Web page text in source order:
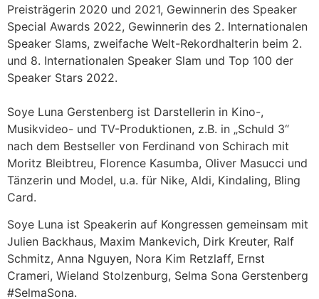
Preisträgerin 2020 und 2021, Gewinnerin des Speaker
Special Awards 2022, Gewinnerin des 2. Internationalen
Speaker Slams, zweifache Welt-Rekordhalterin beim 2.
und 8. Internationalen Speaker Slam und Top 100 der
Speaker Stars 2022.
Soye Luna Gerstenberg ist Darstellerin in Kino-,
Musikvideo- und TV-Produktionen, z.B. in „Schuld 3“
nach dem Bestseller von Ferdinand von Schirach mit
Moritz Bleibtreu, Florence Kasumba, Oliver Masucci und
Tänzerin und Model, u.a. für Nike, Aldi, Kindaling, Bling
Card.
Soye Luna ist Speakerin auf Kongressen gemeinsam mit
Julien Backhaus, Maxim Mankevich, Dirk Kreuter, Ralf
Schmitz, Anna Nguyen, Nora Kim Retzlaff, Ernst
Crameri, Wieland Stolzenburg, Selma Sona Gerstenberg
#SelmaSona.